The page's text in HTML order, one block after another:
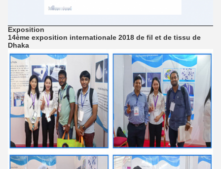
Exposition
14ème exposition internationale 2018 de fil et de tissu de
Dhaka